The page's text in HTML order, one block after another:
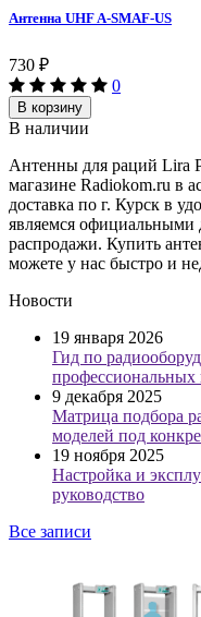
Антенна UHF A-SMAF-US
730 ₽
0
В корзину
В наличии
Антенны для раций Lira
магазине Radiokom.ru в
доставка по г. Курск в
являемся официальными
распродажи. Купить
можете у нас быстро и
Новости
19 января 2026
Гид по
9 декабря 2025
Матрица подбора
моделей под
19 ноября 2025
Настройка и
руководство
Все записи